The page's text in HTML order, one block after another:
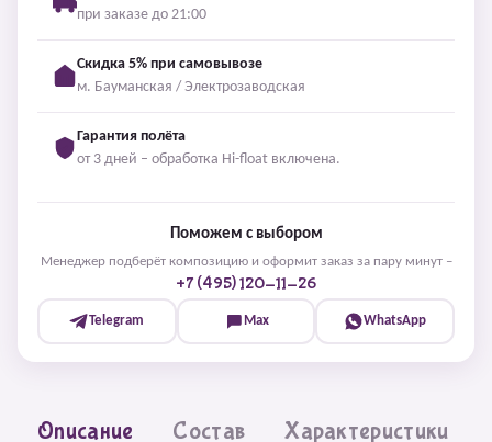
при заказе до 21:00
Скидка 5% при самовывозе
м. Бауманская / Электрозаводская
Гарантия полёта
от 3 дней – обработка Hi-float включена.
Поможем с выбором
Менеджер подберёт композицию и оформит заказ за пару минут –
+7 (495) 120-11-26
Telegram Max WhatsApp
Описание Состав Характеристики